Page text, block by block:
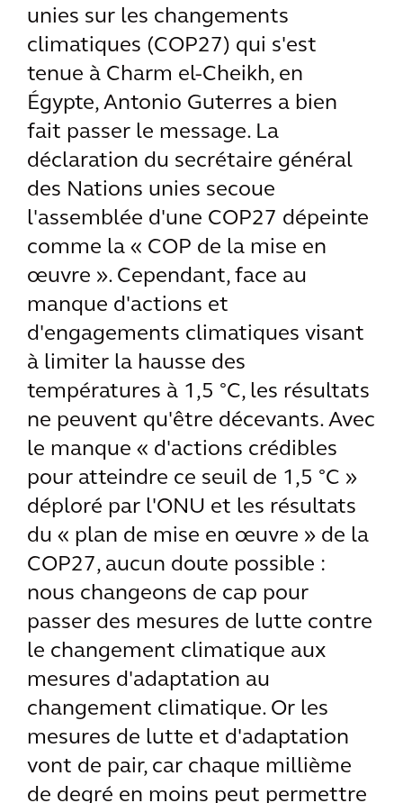
unies sur les changements
climatiques (COP27) qui s'est
tenue à Charm el-Cheikh, en
Égypte, Antonio Guterres a bien
fait passer le message. La
déclaration du secrétaire général
des Nations unies secoue
l'assemblée d'une COP27 dépeinte
comme la « COP de la mise en
œuvre ». Cependant, face au
manque d'actions et
d'engagements climatiques visant
à limiter la hausse des
températures à 1,5 °C, les résultats
ne peuvent qu'être décevants. Avec
le manque « d'actions crédibles
pour atteindre ce seuil de 1,5 °C »
déploré par l'ONU et les résultats
du « plan de mise en œuvre » de la
COP27, aucun doute possible :
nous changeons de cap pour
passer des mesures de lutte contre
le changement climatique aux
mesures d'adaptation au
changement climatique. Or les
mesures de lutte et d'adaptation
vont de pair, car chaque millième
de degré en moins peut permettre